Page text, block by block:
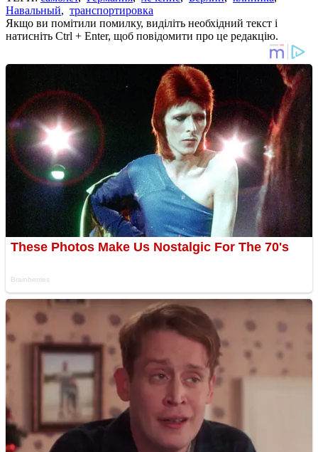
Навальный, транспортировка
Якщо ви помітили помилку, виділіть необхідний текст і
натисніть Ctrl + Enter, щоб повідомити про це редакцію.